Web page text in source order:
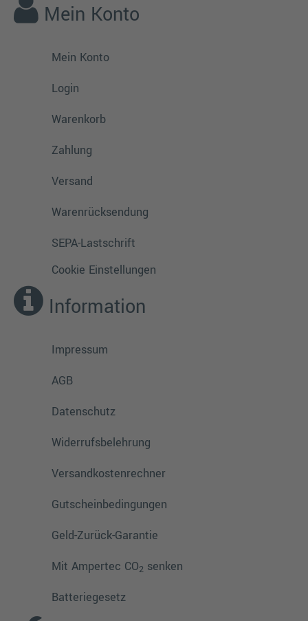
Mein Konto
Mein Konto
Login
Warenkorb
Zahlung
Versand
Warenrücksendung
SEPA-Lastschrift
Cookie Einstellungen
Information
Impressum
AGB
Datenschutz
Widerrufsbelehrung
Versandkostenrechner
Gutscheinbedingungen
Geld-Zurück-Garantie
Mit Ampertec CO2 senken
Batteriegesetz